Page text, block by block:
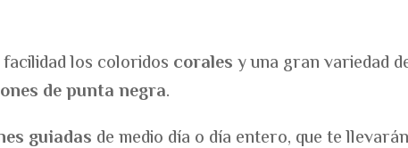
los coloridos coralesy una gran variedad
de punta negra.
guiadas de medio día o día entero, que te